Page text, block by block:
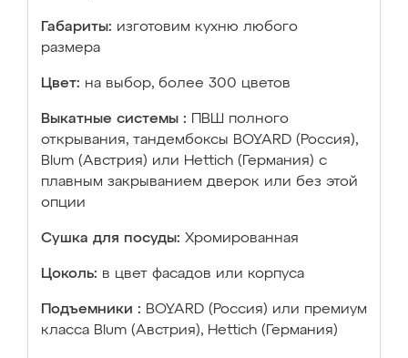
Габариты: изготовим кухню любого
размера
Цвет: на выбор, более 300 цветов
Выкатные системы :
ПВШ полного
открывания, тандембоксы BOYARD (Россия),
Blum (Австрия) или Hettich (Германия) с
плавным закрыванием дверок или без этой
опции
Сушка для посуды: Хромированная
Цоколь: в цвет фасадов или корпуса
Подъемники : BOYARD (Россия) или премиум
класса Blum (Австрия), Hettich (Германия)